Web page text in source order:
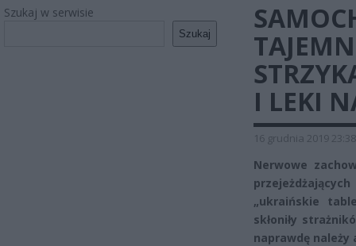
Szukaj w serwisie
Szukaj
I LEKI
16 grudnia 2019 23:38
Nerwowe
„ukraińskie
skłoniły
naprawdę